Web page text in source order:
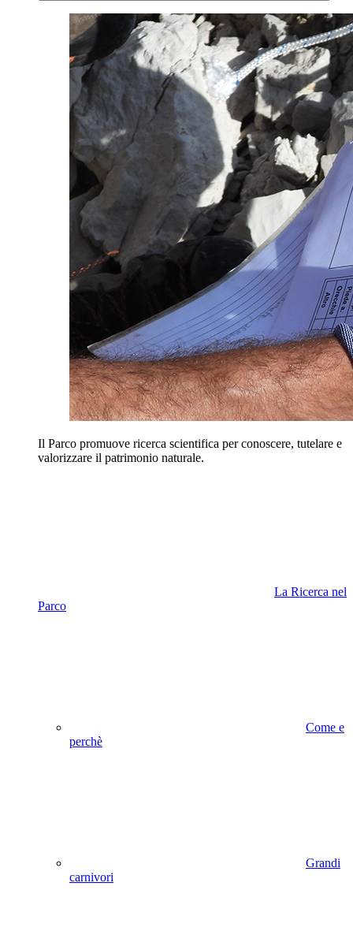
Il Parco promuove ricerca scientifica per conoscere, tutelare e
valorizzare il patrimonio naturale.
La Ricerca nel
Parco
Come e
perchè
Grandi
carnivori